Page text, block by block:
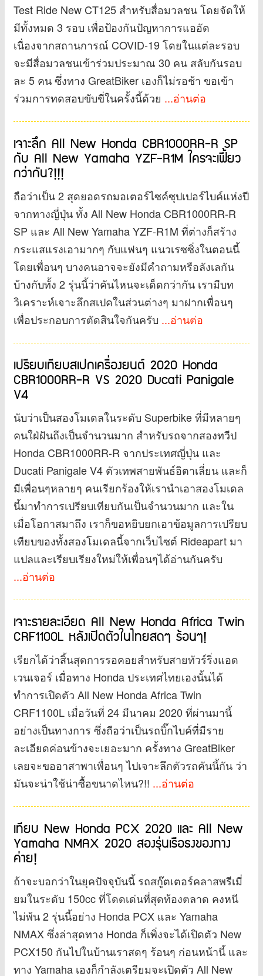
Test Ride New CT125 สำหรับสื่อมวลชน โดยจัดให้
มีทั้งหมด 3 รอบ เพื่อป้องกันปัญหาการแออัด
เนื่องจากสถานการณ์ COVID-19 โดยในแต่ละรอบ
จะมีสื่อมวลชนเข้าร่วมประมาณ 30 คน สลับกันรอบ
ละ 5 คน ซึ่งทาง GreatBiker เองก็ไม่รอช้า ขอเข้า
ร่วมการทดสอบขับขี่ในครั้งนี้ด้วย ...อ่านต่อ
เจาะลึก All New Honda CBR1000RR-R SP
กับ All New Yamaha YZF-R1M ใครจะเฟี้ยว
กว่ากัน?!!!
ถือว่าเป็น 2 สุดยอดรถมอเตอร์ไซค์ซุปเปอร์ไบค์แห่งปี
จากทางญี่ปุ่น ทั้ง All New Honda CBR1000RR-R
SP และ All New Yamaha YZF-R1M ที่ต่างก็สร้าง
กระแสแรงเอามากๆ กับแฟนๆ แนวเรซซิ่งในตอนนี้
โดยเพื่อนๆ บางคนอาจจะยังมีคำถามหรือลังเลกัน
บ้างกับทั้ง 2 รุ่นนี้ว่าคันไหนจะเด็ดกว่ากัน เรามีบท
วิเคราะห์เจาะลึกสเปคในส่วนต่างๆ มาฝากเพื่อนๆ
เพื่อประกอบการตัดสินใจกันครับ ...อ่านต่อ
เปรียบเทียบสเปกเครื่องยนต์ 2020 Honda
CBR1000RR-R VS 2020 Ducati Panigale
V4
นับว่าเป็นสองโมเดลในระดับ Superbike ที่มีหลายๆ
คนใฝ่ฝันถึงเป็นจำนวนมาก สำหรับรถจากสองทวีป
Honda CBR1000RR-R จากประเทศญี่ปุ่น และ
Ducati Panigale V4 ตัวเทพสายพันธ์อิตาเลี่ยน และก็
มีเพื่อนๆหลายๆ คนเรียกร้องให้เรานำเอาสองโมเดล
นี้มาทำการเปรียบเทียบกันเป็นจำนวนมาก และใน
เมื่อโอกาสมาถึง เราก็ขอหยิบยกเอาข้อมูลการเปรียบ
เทียบของทั้งสองโมเดลนี้จากเว็บไซต์ Rideapart มา
แปลและเรียบเรียงใหม่ให้เพื่อนๆได้อ่านกันครับ
...อ่านต่อ
เจาะรายละเอียด All New Honda Africa Twin
CRF1100L หลังเปิดตัวในไทยสดๆ ร้อนๆ!
เรียกได้ว่าสิ้นสุดการรอคอยสำหรับสายทัวร์ริ่งแอด
เวนเจอร์ เมื่อทาง Honda ประเทศไทยเองนั้นได้
ทำการเปิดตัว All New Honda Africa Twin
CRF1100L เมื่อวันที่ 24 มีนาคม 2020 ที่ผ่านมานี้
อย่างเป็นทางการ ซึ่งถือว่าเป็นรถบิ๊กไบค์ที่มีราย
ละเอียดค่อนข้างจะเยอะมาก ครั้งทาง GreatBiker
เลยจะขออาสาพาเพื่อนๆ ไปเจาะลึกตัวรถคันนี้กัน ว่า
มันจะน่าใช้น่าซื้อขนาดไหน?!! ...อ่านต่อ
เทียบ New Honda PCX 2020 และ All New
Yamaha NMAX 2020 สองรุ่นเรือธงของทาง
ค่าย!
ถ้าจะบอกว่าในยุคปัจจุบันนี้ รถสกู๊ตเตอร์คลาสพรีเมี่
ยมในระดับ 150cc ที่โดดเด่นที่สุดท้องตลาด คงหนี
ไม่พ้น 2 รุ่นนี้อย่าง Honda PCX และ Yamaha
NMAX ซึ่งล่าสุดทาง Honda ก็เพิ่งจะได้เปิดตัว New
PCX150 กันไปในบ้านเราสดๆ ร้อนๆ ก่อนหน้านี้ และ
ทาง Yamaha เองก็กำลังเตรียมจะเปิดตัว All New